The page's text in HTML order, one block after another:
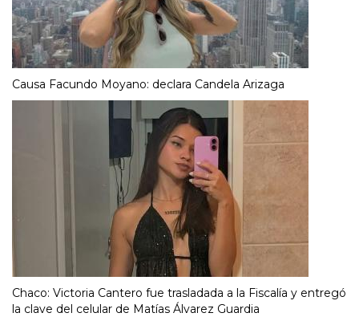
Causa Facundo Moyano: declara Candela Arizaga
Chaco: Victoria Cantero fue trasladada a la Fiscalía y entregó
la clave del celular de Matías Álvarez Guardia